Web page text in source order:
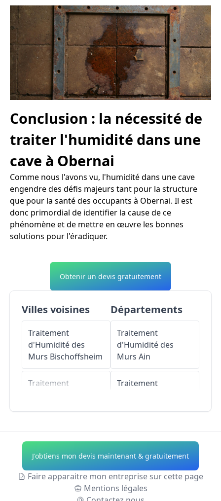
Conclusion : la nécessité de
traiter l'humidité dans une
cave à Obernai
Comme nous l'avons vu, l'humidité dans une cave
engendre des défis majeurs tant pour la structure
que pour la santé des occupants à Obernai. Il est
donc primordial de identifier la cause de ce
phénomène et de mettre en œuvre les bonnes
solutions pour l'éradiquer.
Obtenir un devis gratuitement
Villes voisines
Traitement
d'Humidité des
Murs Bischoffsheim
Traitement
Traitement
d'Humidité des
MursNiedernai
Départements
Traitement
d'Humidité des
Murs Ain
Traitement
Traitement
d'Humidité des
Murs Allier
Traitement
d'Humidité des
J'obtiens mon devis maintenant & gratuitement
Faire apparaitre mon entreprise sur cette page
Mentions légales